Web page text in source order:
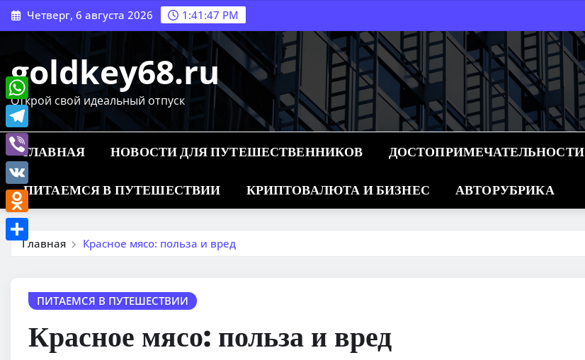
Перейти
к
Четверг, 6 августа 2026 1:41:49 PM
goldkey68.ru
Открой свой идеальный отпуск
ГЛАВНАЯ НОВОСТИ ДЛЯ ПУТЕШЕСТВЕННИКОВ ДОСТОПРИМЕЧАТЕЛЬНОСТИ
ПИТАЕМСЯ В ПУТЕШЕСТВИИ КРИПТОВАЛЮТА И БИЗНЕС АВТОРУБРИКА
Главная Красное мясо: польза и вред
ПИТАЕМСЯ В ПУТЕШЕСТВИИ
Красное мясо: польза и вред
WhatsApp
Telegram
Viber
VK
Odnoklassniki
Отправить